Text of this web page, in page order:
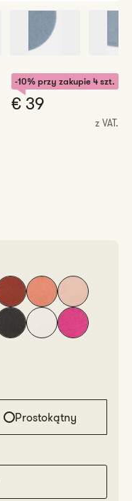
-10% przy zakupie 4 szt.
€ 39
z VAT.
Prostokątny